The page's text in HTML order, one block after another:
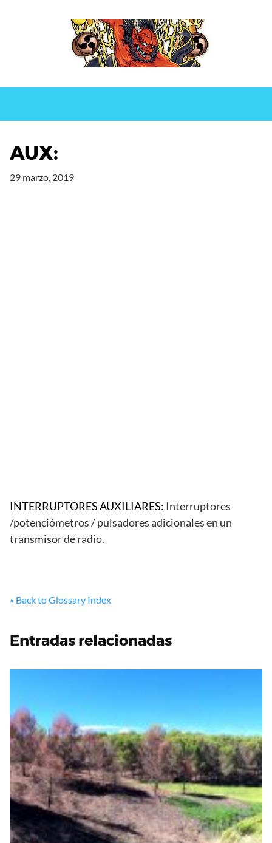
AUX:
29 marzo, 2019
INTERRUPTORES AUXILIARES: Interruptores
/potenciómetros / pulsadores adicionales en un
transmisor de radio.
« Back to Glossary Index
Entradas relacionadas